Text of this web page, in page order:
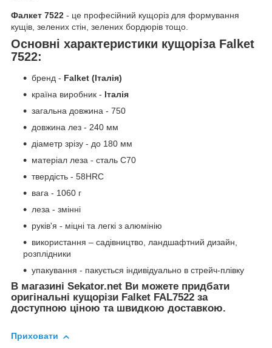
Фалкет 7522 - це професійний кущоріз для формування
кущів, зелених стін, зелених бордюрів тощо.
Основні характеристики кущоріза Falket
7522:
бренд - Falket (Італія)
країна виробник - Італія
загальна довжина - 750
довжина лез - 240 мм
діаметр зрізу - до 180 мм
матеріал леза - сталь С70
твердість - 58HRC
вага - 1060 г
леза - змінні
руків'я - міцні та легкі з алюмінію
використання – садівництво, ландшафтний дизайн,
розплідники
упакування - пакується індивідуально в стрейч-плівку
В магазині Sekator.net Ви можете придбати
оригінальні кущорізи Falket FAL7522 за
доступною ціною та швидкою доставкою.
Приховати